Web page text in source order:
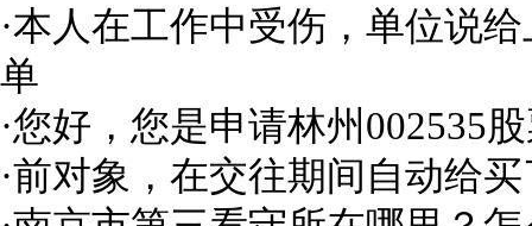
·本人在工作中受伤，单位说
单
·您好，您是申请林州002535
·前对象，在交往期间自动给